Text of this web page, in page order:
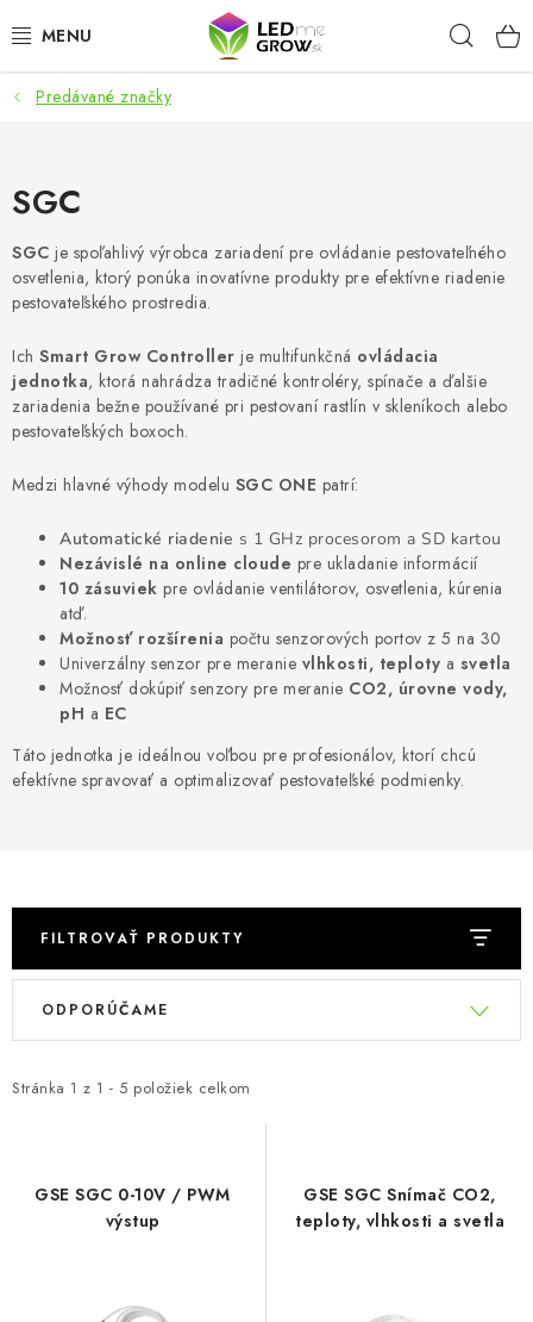
na
AKCIE
PRE AKVÁRIA
MICROGREENS
SMART GARDEN
Hodnotenie obchodu O nákupu
Blog
Podmienky o ochrane osobných údajov
Predávané značky
SGC
SGC je spoľahlivý výrobca zariadení pre ovládanie pestovateľného
osvetlenia, ktorý ponúka inovatívne produkty pre efektívne riadenie
pestovateľského prostredia.
Ich Smart Grow Controller je multifunkčná ovládacia
jednotka, ktorá nahrádza tradičné kontroléry, spínače a ďalšie
zariadenia bežne používané pri pestovaní rastlín v skleníkoch alebo
pestovateľských boxoch.
Medzi hlavné výhody modelu SGC ONE patrí:
Automatické riadenie s 1 GHz procesorom a SD kartou
Nezávislé na online cloude pre ukladanie informácií
10 zásuviek pre ovládanie ventilátorov, osvetlenia, kúrenia
atď.
Možnosť rozšírenia počtu senzorových portov z 5 na 30
Univerzálny senzor pre meranie vlhkosti, teploty a svetla
Možnosť dokúpiť senzory pre meranie CO2, úrovne vody,
pH a EC
Táto jednotka je ideálnou voľbou pre profesionálov, ktorí chcú
efektívne spravovať a optimalizovať pestovateľské podmienky.
FILTROVAŤ PRODUKTY
V
i
Stránka 1 z 1 - 5 položiek celkom
R
e
ODPORÚČAME
GSE SGC 0-10V / PWM
výstup
GSE SGC Snímač CO2,
teploty, vlhkosti a svetla